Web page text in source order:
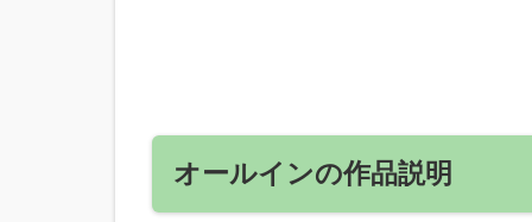
オールインの作品説明